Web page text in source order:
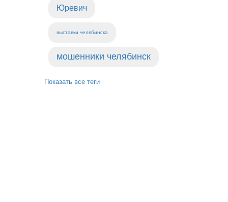
Юревич
выставки челябинска
мошенники челябинск
Показать все теги